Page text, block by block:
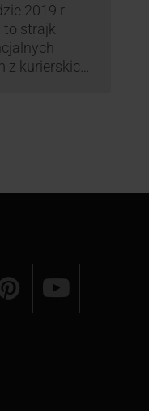
2019 r.
to strajk
kurierskich